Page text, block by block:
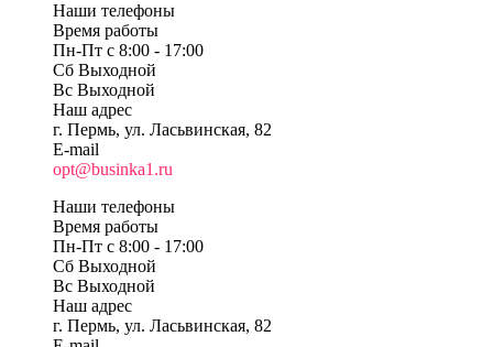
Наши телефоны
Время работы
Пн-Пт c 8:00 - 17:00
Сб Выходной
Вс Выходной
Наш адрес
г. Пермь, ул. Ласьвинская, 82
E-mail
opt@businka1.ru
Наши телефоны
Время работы
Пн-Пт c 8:00 - 17:00
Сб Выходной
Вс Выходной
Наш адрес
г. Пермь, ул. Ласьвинская, 82